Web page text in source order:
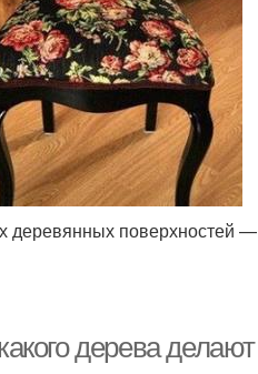
деревянных поверхностей
дерева